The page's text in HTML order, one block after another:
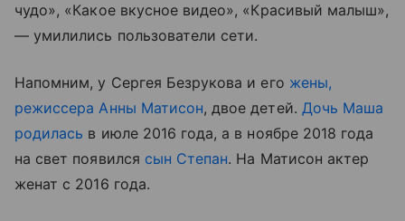
чудо», «Какое вкусное видео», «Красивый малыш»,
— умилились пользователи сети.
Напомним, у Сергея Безрукова и его жены,
режиссера Анны Матисон, двое детей. Дочь Маша
родилась в июле 2016 года, а в ноябре 2018 года
на свет появился сын Степан. На Матисон актер
женат с 2016 года.